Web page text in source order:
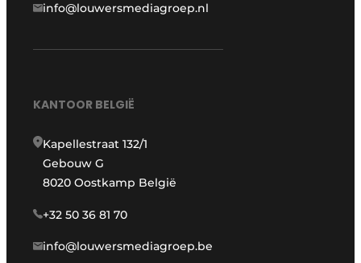
info@louwersmediagroep.nl
KANTOOR BELGIË
Kapellestraat 132/1
Gebouw G
8020 Oostkamp België
+32 50 36 81 70
info@louwersmediagroep.be